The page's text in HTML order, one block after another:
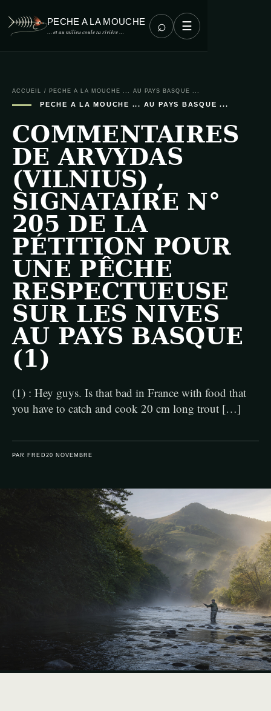
PECHE A LA MOUCHE
… et au milieu coule ta rivière … ⌕ ☰
ACCUEIL / PECHE A LA MOUCHE ... AU PAYS BASQUE ...
PECHE A LA MOUCHE ... AU PAYS BASQUE ...
COMMENTAIRES
DE ARVYDAS
(VILNIUS) ,
SIGNATAIRE N°
205 DE LA
PÉTITION POUR
UNE PÊCHE
RESPECTUEUSE
SUR LES NIVES
AU PAYS BASQUE
(1)
(1) : Hey guys. Is that bad in France with food that
you have to catch and cook 20 cm long trout […]
PAR FRED 20 NOVEMBRE